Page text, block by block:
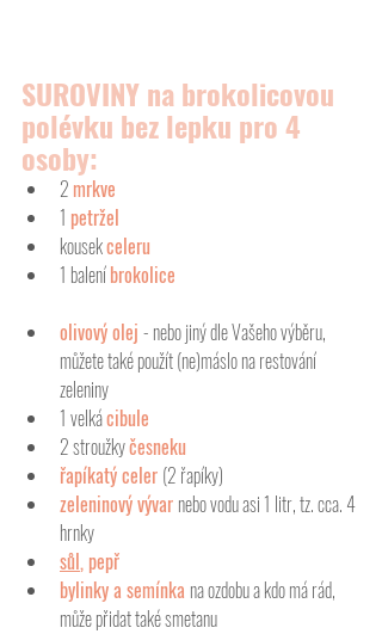
SUROVINY na brokolicovou
polévku bez lepku pro 4
osoby:
2 mrkve
1 petržel
kousek celeru
1 balení brokolice
olivový olej - nebo jiný dle Vašeho výběru,
můžete také použít (ne)máslo na restování
zeleniny
1 velká cibule
2 stroužky česneku
řapíkatý celer (2 řapíky)
zeleninový vývar nebo vodu asi 1 litr, tz. cca. 4
hrnky
sůl, pepř
bylinky a semínka na ozdobu a kdo má rád,
může přidat také smetanu